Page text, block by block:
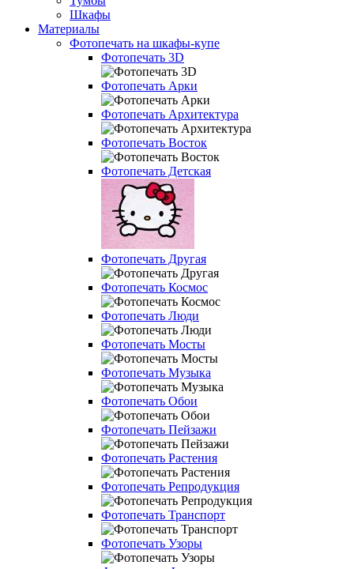
Шкафы
Материалы
Фотопечать на шкафы-купе
Фотопечать 3D
Фотопечать Арки
Фотопечать Архитектура
Фотопечать Восток
Фотопечать Детская
Фотопечать Другая
Фотопечать Космос
Фотопечать Люди
Фотопечать Мосты
Фотопечать Музыка
Фотопечать Обои
Фотопечать Пейзажи
Фотопечать Растения
Фотопечать Репродукция
Фотопечать Транспорт
Фотопечать Узоры